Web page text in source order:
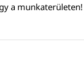
a munkaterületen!